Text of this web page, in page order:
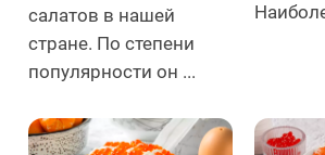
салатов в нашей
стране. По степени
популярности он ...